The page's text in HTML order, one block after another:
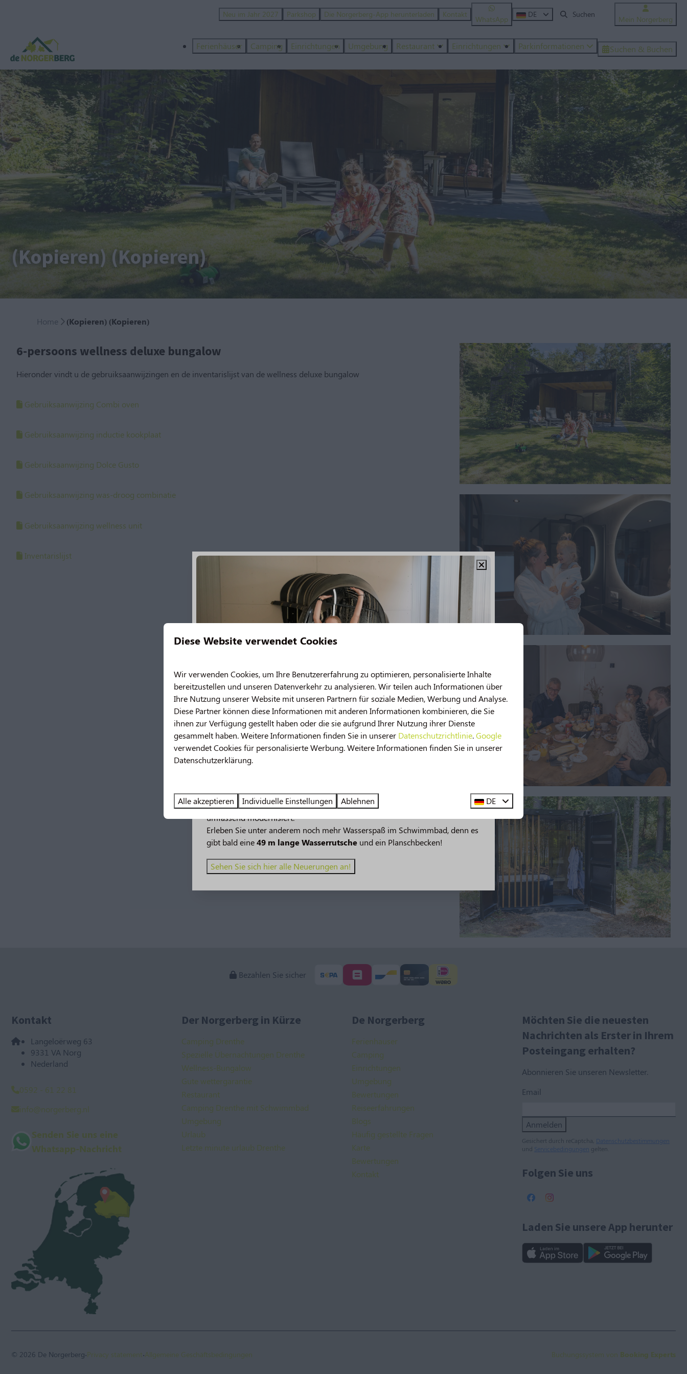
Neu im Jahr 2027 Parkshop Die Norgerberg-App herunterladen Kontakt
WhatsApp
DE
Mein Norgerberg
Ferienhäuser Camping Einrichtungen Umgebung Restaurant Einrichtungen Parkinformationen Suchen & Buchen
(Kopieren) (Kopieren)
Home (Kopieren) (Kopieren)
6-persoons wellness deluxe bungalow
Hieronder vindt u de gebruiksaanwijzingen en de inventarislijst van de wellness deluxe bungalow
Gebruiksaanwijzing Combi oven
Gebruiksaanwijzing inductie kookplaat
Gebruiksaanwijzing Dolce Gusto
Gebruiksaanwijzing was-droog combinatie
Gebruiksaanwijzing wellness unit
Inventarislijst
Bezahlen Sie sicher
Kontakt
Langeloërweg 63
9331 VA Norg
Nederland
0592 - 61 22 81
info@norgerberg.nl
Senden Sie uns eine
Whatsapp-Nachricht
Der Norgerberg in Kürze
Camping Drenthe
Spezielle Übernachtungen Drenthe
Wellness-Bungalow
Gute wettergarantie
Restaurant
Camping Drenthe mit Schwimmbad
Umgebung
Urlaub
Letzte minute urlaub Drenthe
De Norgerberg
Ferienhauser
Camping
Einrichtungen
Umgebung
Bewertungen
Reiseerfahrungen
Blogs
Häufig gestellte Fragen
Karte
Bewertungen
Kontakt
Möchten Sie die neuesten
Nachrichten als Erster in Ihrem
Posteingang erhalten?
Abonnieren Sie unseren Newsletter.
Email
Anmelden
Gesichert durch reCaptcha, Datenschutzbestimmungen
und Servicebedingungen gelten.
Folgen Sie uns
Laden Sie unsere App herunter
© 2026 De Norgerberg·Privacy statement·Allgemeine Geschäftsbedingungen Buchungssystem von Booking Experts
2026 verspricht noch mehr Urlaubsspaß! 🤩 Mehrere Einrichtungen werden
umfassend modernisiert.
Erleben Sie unter anderem noch mehr Wasserspaß im Schwimmbad, denn es
gibt bald eine49 m lange Wasserrutsche und ein Planschbecken!
Sehen Sie sich hier alle Neuerungen an!
Diese Website verwendet Cookies
Wir verwenden Cookies, um Ihre Benutzererfahrung zu optimieren, personalisierte Inhalte
bereitzustellen und unseren Datenverkehr zu analysieren. Wir teilen auch Informationen über
Ihre Nutzung unserer Website mit unseren Partnern für soziale Medien, Werbung und Analyse.
Diese Partner können diese Informationen mit anderen Informationen kombinieren, die Sie
ihnen zur Verfügung gestellt haben oder die sie aufgrund Ihrer Nutzung ihrer Dienste
gesammelt haben. Weitere Informationen finden Sie in unserer Datenschutzrichtlinie.Google
verwendet Cookies für personalisierte Werbung. Weitere Informationen finden Sie in unserer
Datenschutzerklärung.
Alle akzeptieren Individuelle Einstellungen Ablehnen DE